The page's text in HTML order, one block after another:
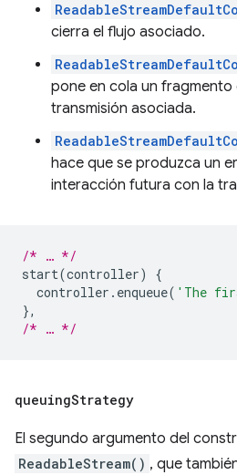
cierra el flujo asociado.
pone en cola un fragmento
transmisión asociada.
hace que se produzca un
interacción futura con la
/* … */
start(controller)
{
controller . enqueue( 'The
},
/* … */
queuingStrategy
El segundo argumento del
ReadableStream() , que